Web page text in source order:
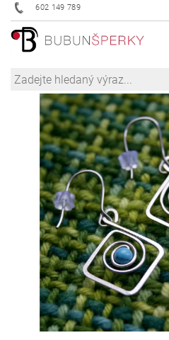
602 149 789